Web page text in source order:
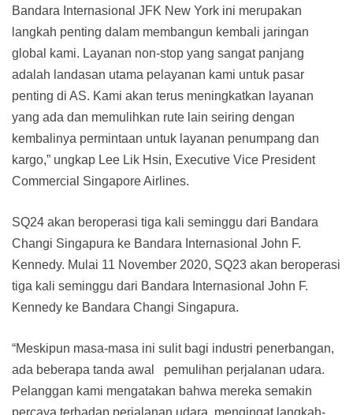
Bandara Internasional JFK New York ini merupakan
langkah penting dalam membangun kembali jaringan
global kami. Layanan non-stop yang sangat panjang
adalah landasan utama pelayanan kami untuk pasar
penting di AS. Kami akan terus meningkatkan layanan
yang ada dan memulihkan rute lain seiring dengan
kembalinya permintaan untuk layanan penumpang dan
kargo,” ungkap Lee Lik Hsin, Executive Vice President
Commercial Singapore Airlines.
SQ24 akan beroperasi tiga kali seminggu dari Bandara
Changi Singapura ke Bandara Internasional John F.
Kennedy. Mulai 11 November 2020, SQ23 akan beroperasi
tiga kali seminggu dari Bandara Internasional John F.
Kennedy ke Bandara Changi Singapura.
“Meskipun masa-masa ini sulit bagi industri penerbangan,
ada beberapa tanda awal pemulihan perjalanan udara.
Pelanggan kami mengatakan bahwa mereka semakin
percaya terhadap perjalanan udara, mengingat langkah-